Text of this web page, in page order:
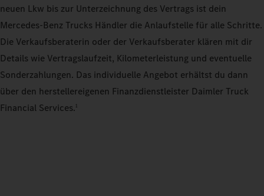
neuen Lkw bis zur Unterzeichnung des Vertrags ist dein
Mercedes‑Benz Trucks Händler die Anlaufstelle für alle Schritte.
Die Verkaufsberaterin oder der Verkaufsberater klären mit dir
Details wie Vertragslaufzeit, Kilometerleistung und eventuelle
Sonderzahlungen. Das individuelle Angebot erhältst du dann
über den herstellereigenen Finanzdienstleister Daimler Truck
Financial Services.1